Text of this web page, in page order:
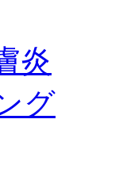
炎
グ